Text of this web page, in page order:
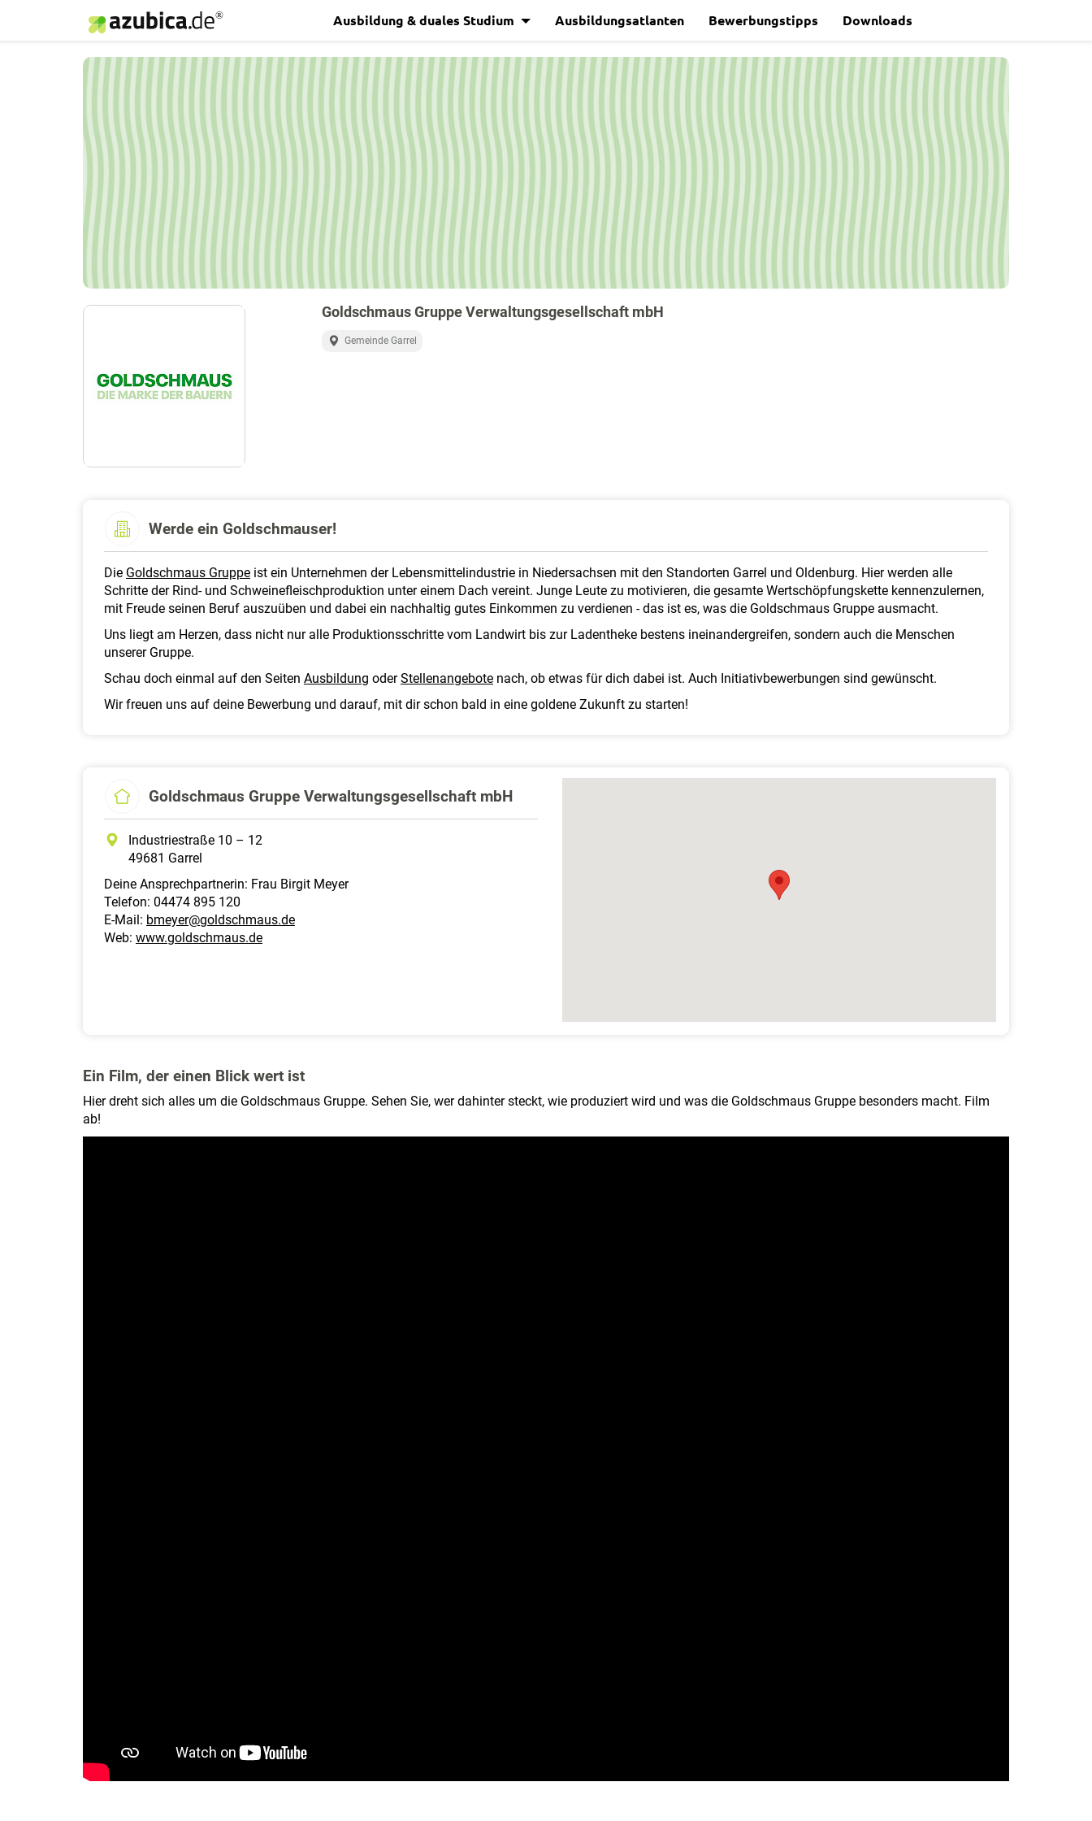
Ausbildung & duales Studium Ausbildungsatlanten Bewerbungstipps Downloads
Goldschmaus Gruppe Verwaltungsgesellschaft mbH
Gemeinde Garrel
Werde ein Goldschmauser!
Die Goldschmaus Gruppe ist ein Unternehmen der Lebensmittelindustrie in Niedersachsen mit den Standorten Garrel und Oldenburg. Hier werden alle
Schritte der Rind- und Schweinefleischproduktion unter einem Dach vereint. Junge Leute zu motivieren, die gesamte Wertschöpfungskette kennenzulernen,
mit Freude seinen Beruf auszuüben und dabei ein nachhaltig gutes Einkommen zu verdienen - das ist es, was die Goldschmaus Gruppe ausmacht.
Uns liegt am Herzen, dass nicht nur alle Produktionsschritte vom Landwirt bis zur Ladentheke bestens ineinandergreifen, sondern auch die Menschen
unserer Gruppe.
Schau doch einmal auf den Seiten Ausbildung oderStellenangebote nach, ob etwas für dich dabei ist. Auch Initiativbewerbungen sind gewünscht.
Wir freuen uns auf deine Bewerbung und darauf, mit dir schon bald in eine goldene Zukunft zu starten!
Goldschmaus Gruppe Verwaltungsgesellschaft mbH
Industriestraße 10 – 12
49681 Garrel
Deine Ansprechpartnerin: Frau Birgit Meyer
Telefon: 04474 895 120
E-Mail: bmeyer@goldschmaus.de
Web: www.goldschmaus.de
Ein Film, der einen Blick wert ist
Hier dreht sich alles um die Goldschmaus Gruppe. Sehen Sie, wer dahinter steckt, wie produziert wird und was die Goldschmaus Gruppe besonders macht. Film
ab!